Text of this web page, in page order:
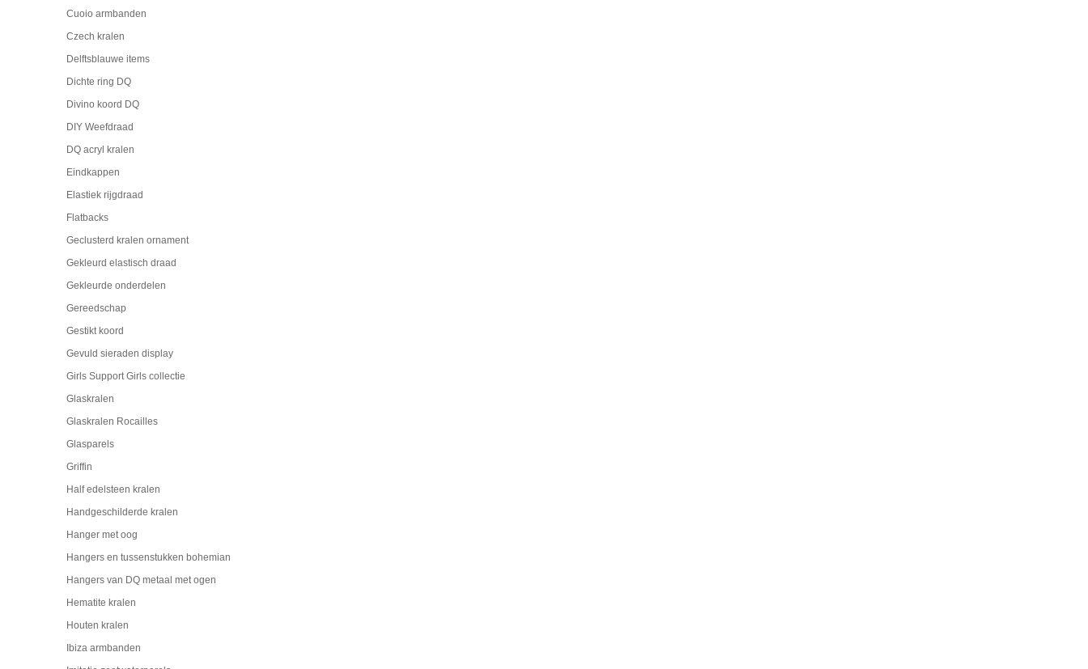
Cuoio armbanden
Czech kralen
Delftsblauwe items
Dichte ring DQ
Divino koord DQ
DIY Weefdraad
DQ acryl kralen
Eindkappen
Elastiek rijgdraad
Flatbacks
Geclusterd kralen ornament
Gekleurd elastisch draad
Gekleurde onderdelen
Gereedschap
Gestikt koord
Gevuld sieraden display
Girls Support Girls collectie
Glaskralen
Glaskralen Rocailles
Glasparels
Griffin
Half edelsteen kralen
Handgeschilderde kralen
Hanger met oog
Hangers en tussenstukken bohemian
Hangers van DQ metaal met ogen
Hematite kralen
Houten kralen
Ibiza armbanden